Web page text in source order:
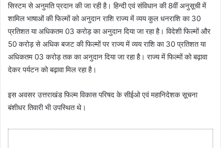
सिस्टम से अनुमति प्रदान की जा रही है। हिन्दी एवं संविधान की 8वीं अनुसूची में
शामिल भाषाओं की फिल्मों को अनुदान राशि राज्य में व्यय कुल धनराशि का 30
प्रतिशत या अधिकतम 03 करोड़ का अनुदान दिया जा रहा है। विदेशी फिल्मों और
50 करोड़ से अधिक बजट की फिल्मों पर राज्य में व्यय राशि का 30 प्रतिशत या
अधिकतम 03 करोड़ तक का अनुदान दिया जा रहा है। राज्य में फिल्मों को बढ़ावा
देकर पर्यटन को बढ़ावा मिल रहा है।
इस अवसर उत्तराखंड फिल्म विकास परिषद के सीईओ एवं महानिदेशक सूचना
बंशीधर तिवारी भी उपस्थित थे।